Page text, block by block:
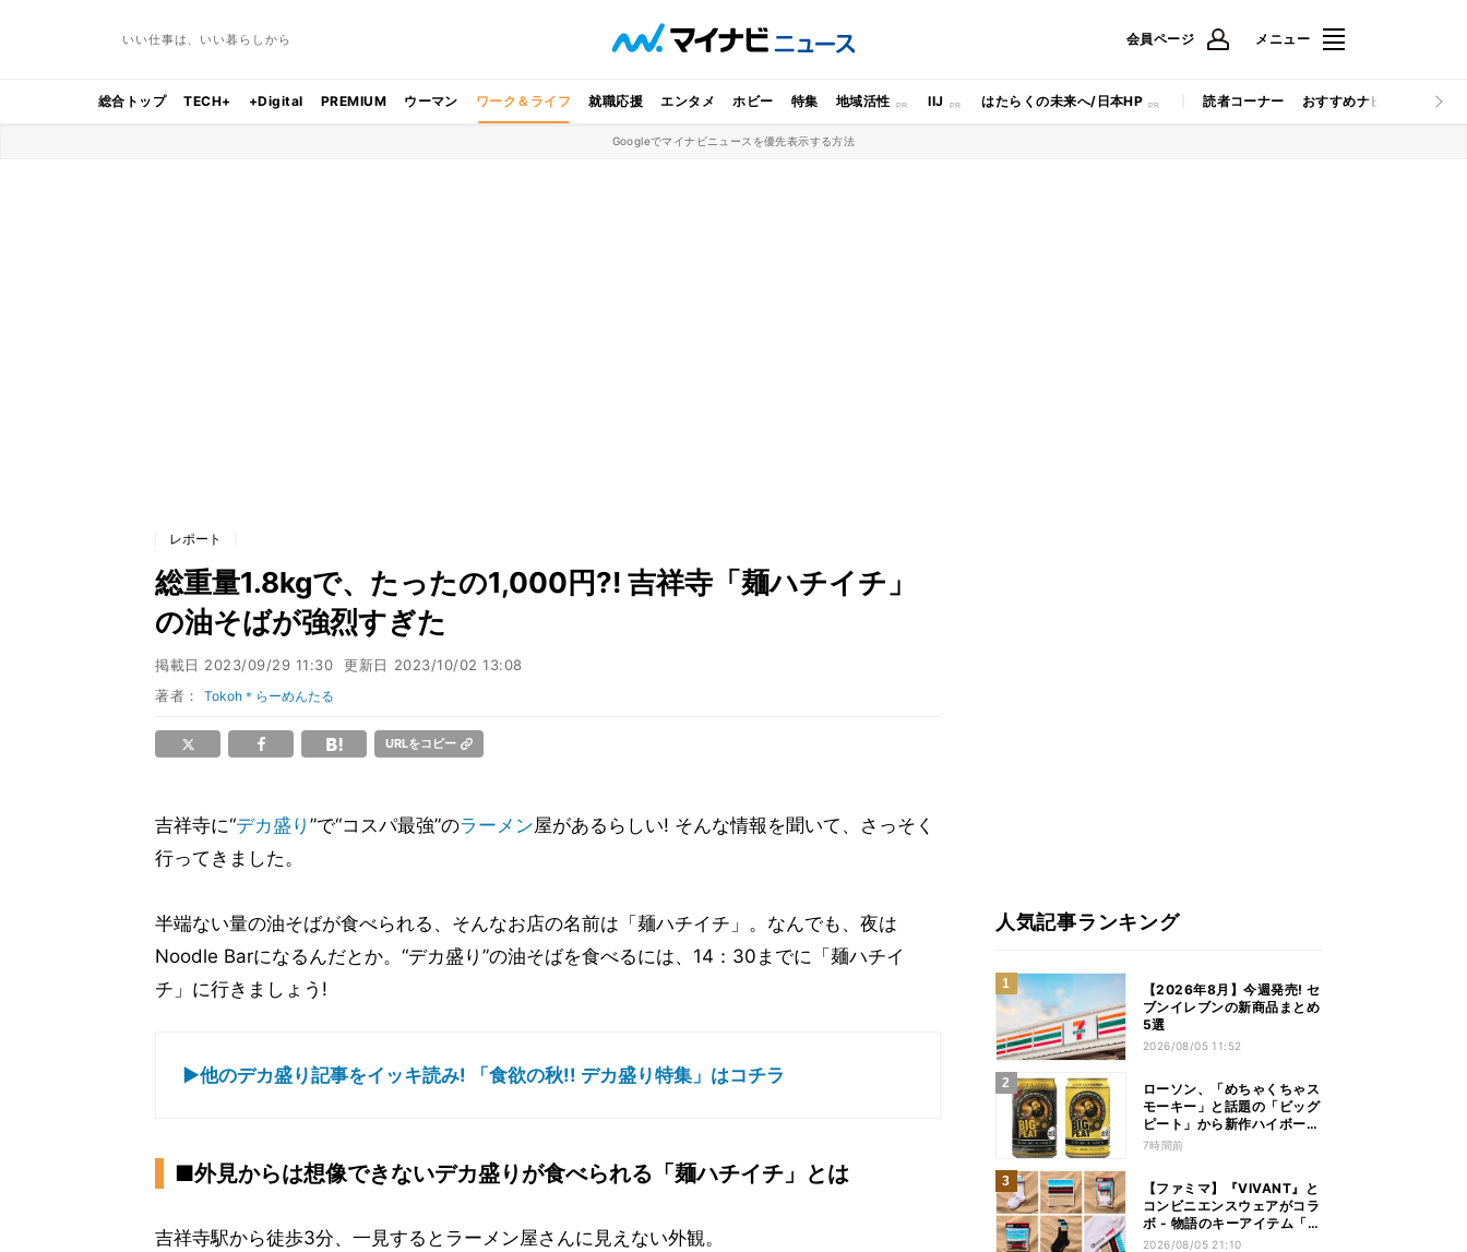
いい仕事は、いい暮らしから 会員ページ メニュー
総合トップ TECH+ +Digital PREMIUM ウーマン ワーク＆ライフ 就職応援 エンタメ ホビー 特集 地域活性 IIJ はたらくの未来へ/日本HP 読者コーナー おすすめナビ マイナビ
Googleでマイナビニュースを優先表示する方法
レポート
総重量1.8kgで、たったの1,000円?! 吉祥寺「麺ハチイチ」
の油そばが強烈すぎた
掲載日 2023/09/29 11:30 更新日 2023/10/02 13:08
著者：Tokoh＊らーめんたる
URLをコピー
吉祥寺に“デカ盛り ”で“コスパ最強”のラーメン屋があるらしい! そんな情報を聞いて、さっそく
行ってきました。
半端ない量の油そばが食べられる、そんなお店の名前は「麺ハチイチ」。なんでも、夜は
Noodle Barになるんだとか。“デカ盛り”の油そばを食べるには、14：30までに「麺ハチイ
チ」に行きましょう!
▶他のデカ盛り記事をイッキ読み! 「食欲の秋!! デカ盛り特集」はコチラ
■外見からは想像できないデカ盛りが食べられる「麺ハチイチ」とは
吉祥寺駅から徒歩3分、一見するとラーメン屋さんに見えない外観。
人気記事ランキング
【2026年8月】今週発売! セ
ブンイレブンの新商品まとめ
5選
2026/08/05 11:52
ローソン、「めちゃくちゃス
モーキー」と話題の「ビッグ
ピート」から新作ハイボール
缶＆ミニボトル発売
7時間前
【ファミマ】『VIVANT』と
コンビニエンスウェアがコラ
ボ - 物語のキーアイテム「別
班饅頭」も発売
2026/08/05 21:10